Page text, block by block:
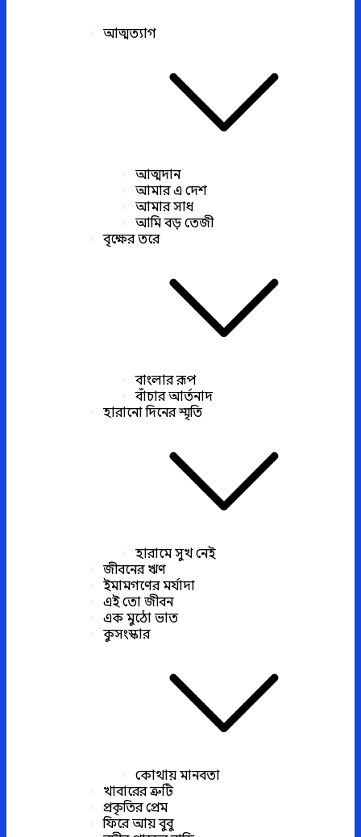
আত্মত্যাগ
আত্মদান
আমার এ দেশ
আমার সাধ
আমি বড় তেজী
বৃক্ষের তরে
বাংলার রূপ
বাঁচার আর্তনাদ
হারানো দিনের স্মৃতি
হারামে সুখ নেই
জীবনের ঋণ
ইমামগণের মর্যাদা
এই তো জীবন
এক মুঠো ভাত
কুসংস্কার
কোথায় মানবতা
খাবারের ত্রুটি
প্রকৃতির প্রেম
ফিরে আয় বুবু